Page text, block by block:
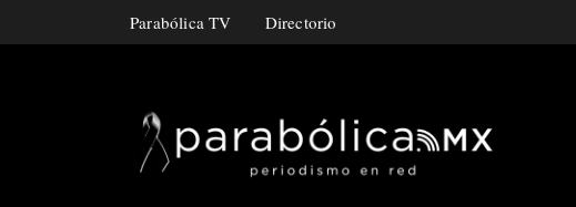
Parabólica TV Directorio